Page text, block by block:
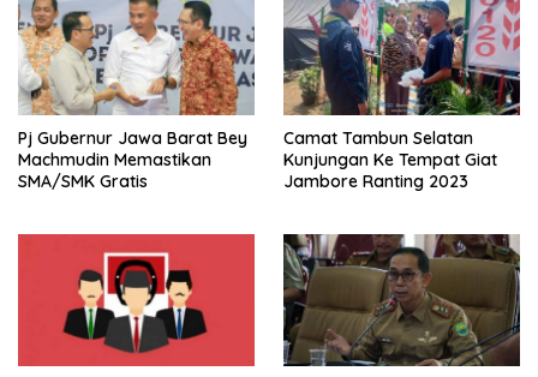
Pj Gubernur Jawa Barat Bey
Machmudin Memastikan
SMA/SMK Gratis
Camat Tambun Selatan
Kunjungan Ke Tempat Giat
Jambore Ranting 2023